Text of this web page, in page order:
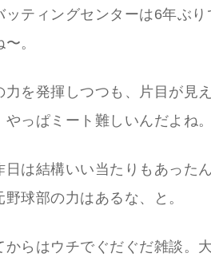
ッティングセンターは6年ぶ
。
力を発揮しつつも、片目が見
やっぱミート難しいんだよね
日は結構いい当たりもあった
野球部の力はあるな、と。
からはウチでぐだぐだ雑談。